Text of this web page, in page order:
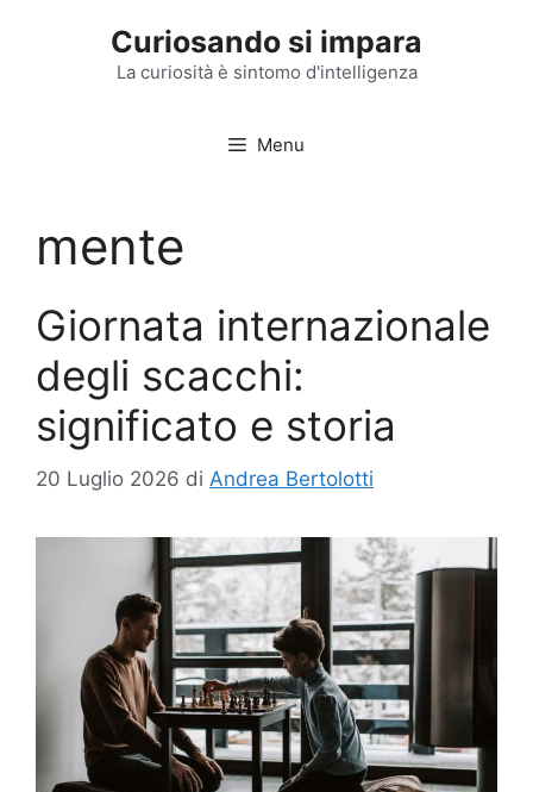
Curiosando si impara
La curiosità è sintomo d'intelligenza
Menu
mente
Giornata internazionale
degli scacchi:
significato e storia
20 Luglio 2026 di Andrea Bertolotti